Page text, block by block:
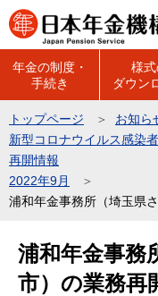
こ
の
の
先
頭
で
年金の制度・
手続き
様
ダウン
トップページ お知ら
新型コロナウイルス感染
再開情報
2022年9月
浦和年金事務所（埼玉県
浦和年金事務
市）の業務再